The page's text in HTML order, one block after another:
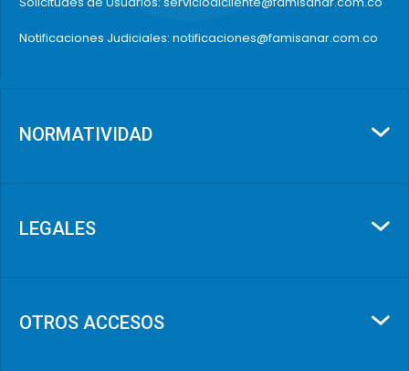
Notificaciones Judiciales: notificaciones@famisanar.com.co
NORMATIVIDAD
LEGALES
OTROS ACCESOS